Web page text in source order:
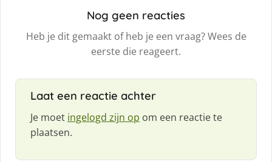
Nog geen reacties
Heb je dit gemaakt of heb je een vraag? Wees de
eerste die reageert.
Laat een reactie achter
Je moet ingelogd zijn op om een reactie te
plaatsen.